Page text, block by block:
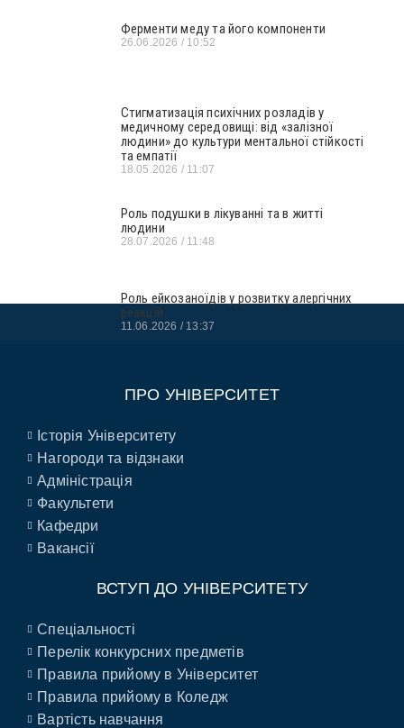
Ферменти меду та його компоненти
26.06.2026 10:52
Стигматизація психічних розладів у
медичному середовищі: від «залізної
людини» до культури ментальної стійкості
та емпатії
18.05.2026 11:07
Роль подушки в лікуванні та в житті
людини
28.07.2026 11:48
Роль ейкозаноїдів у розвитку алергічних
реакцій
11.06.2026 13:37
ПРО УНІВЕРСИТЕТ
Історія Університету
Нагороди та відзнаки
Адміністрація
Факультети
Кафедри
Вакансії
ВСТУП ДО УНІВЕРСИТЕТУ
Спеціальності
Перелік конкурсних предметів
Правила прийому в Університет
Правила прийому в Коледж
Вартість навчання